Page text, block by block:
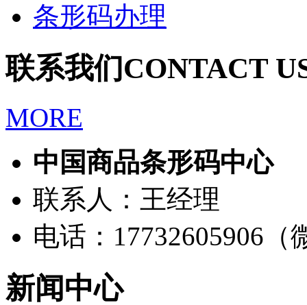
条形码办理
联系我们CONTACT
MORE
中国商品条形码中心
联系人：王经理
电话：17732605906（
新闻中心